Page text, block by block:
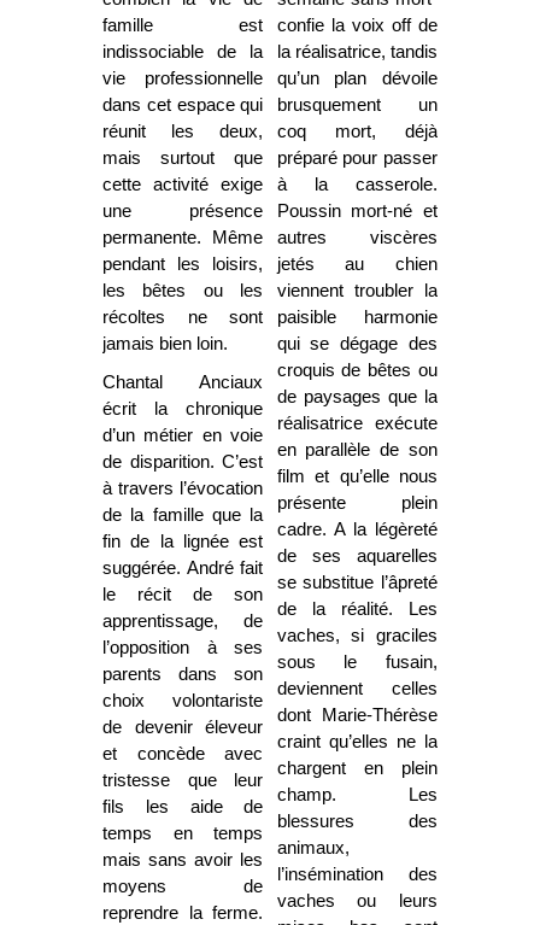
famille est
indissociable de la
vie professionnelle
dans cet espace qui
réunit les deux,
mais surtout que
cette activité exige
une présence
permanente. Même
pendant les loisirs,
les bêtes ou les
récoltes ne sont
jamais bien loin.
Chantal Anciaux
écrit la chronique
d’un métier en voie
de disparition. C’est
à travers l’évocation
de la famille que la
fin de la lignée est
suggérée. André fait
le récit de son
apprentissage, de
l’opposition à ses
parents dans son
choix volontariste
de devenir éleveur
et concède avec
tristesse que leur
fils les aide de
temps en temps
mais sans avoir les
moyens de
reprendre la ferme.
confie la voix off de
la réalisatrice, tandis
qu’un plan dévoile
brusquement un
coq mort, déjà
préparé pour passer
à la casserole.
Poussin mort-né et
autres viscères
jetés au chien
viennent troubler la
paisible harmonie
qui se dégage des
croquis de bêtes ou
de paysages que la
réalisatrice exécute
en parallèle de son
film et qu’elle nous
présente plein
cadre. A la légèreté
de ses aquarelles
se substitue l’âpreté
de la réalité. Les
vaches, si graciles
sous le fusain,
deviennent celles
dont Marie-Thérèse
craint qu’elles ne la
chargent en plein
champ. Les
blessures des
animaux,
l’insémination des
vaches ou leurs